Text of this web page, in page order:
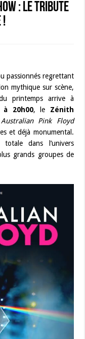
: Le Tribute
!
passionnés regrettant
mythique sur scène,
du printemps arrive à
à 20h00, le Zénith
Australian Pink Floyd
et déjà monumental.
dans l’univers
grands groupes de